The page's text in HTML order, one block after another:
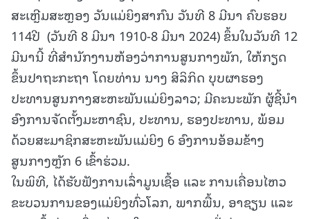
ສະເຫຼີມສະຫຼອງ ວັນແມ່ຍິງສາກົນ ວັນທີ 8 ມີນາ ຄົບຮອບ
114ປີ (ວັນທີ 8 ມີນາ 1910-8 ມີນາ 2024) ຂຶ້ນໃນວັນທີ 12
ມີນານີ້ ທີ່ສໍານັກງານຫ້ອງວ່າການສູນກາງພັກ, ໃຫ້ກຽດ
ຂຶ້ນປາຖະກະຖາ ໂດຍທ່ານ ນາງ ສິລິກິດ ບຸບຜາຮອງ
ປະທານສູນກາງສະຫະພັນແມ່ຍິງລາວ; ມີຄະນະພັກ ຜູ້ຊີ້ນໍາ
ອົງການຈັດຕັ້ງມະຫາຊົນ, ປະທານ, ຮອງປະທານ, ພ້ອມ
ດ້ວຍສະມາຊິກສະຫະພັນແມ່ຍິງ 6 ອົງການອ້ອມຂ້າງ
ສູນກາງຫຼັກ 6 ເຂົ້າຮ່ວມ.
ໃນພິທີ, ໄດ້ຮັບຟັງການເລົ່າມູນເຊື້ອ ແລະ ການເຄື່ອນໄຫວ
ຂະບວນການຂອງແມ່ຍິງທົ່ວໂລກ, ພາກພື້ນ, ອາຊຽນ ແລະ